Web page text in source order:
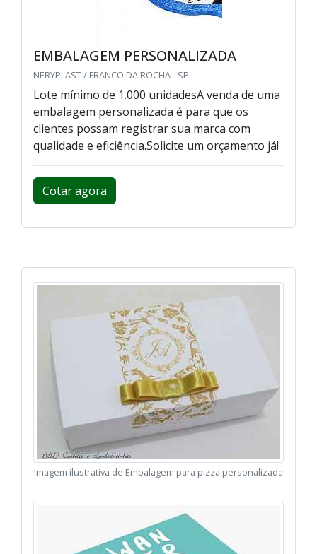
EMBALAGEM PERSONALIZADA
NERYPLAST / FRANCO DA ROCHA - SP
Lote mínimo de 1.000 unidadesA venda de uma
embalagem personalizada é para que os
clientes possam registrar sua marca com
qualidade e eficiência.Solicite um orçamento já!
Cotar agora
Imagem ilustrativa de Embalagem para pizza personalizada